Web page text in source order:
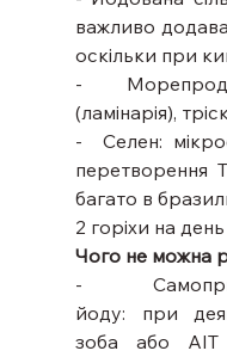
важливо
оскільки при
-
(ламінарія),
-  Селен:
перетворення
багато в
2 горіхи на
Чого не можна
-
йоду: при
зоба або